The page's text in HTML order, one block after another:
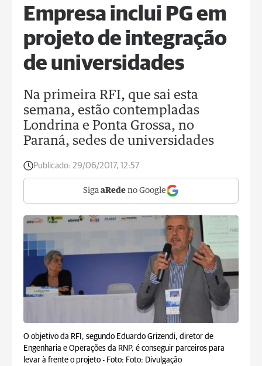
Empresa inclui PG em
projeto de integração
de universidades
Na primeira RFI, que sai esta
semana, estão contempladas
Londrina e Ponta Grossa, no
Paraná, sedes de universidades
Publicado: 29/06/2017, 12:57
Siga aRede no Google
O objetivo da RFI, segundo Eduardo Grizendi, diretor de
Engenharia e Operações da RNP, é conseguir parceiros para
levar à frente o projeto - Foto: Foto: Divulgação